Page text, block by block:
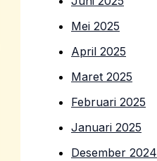
Mei 2025
April 2025
Maret 2025
Februari 2025
Januari 2025
Desember 2024